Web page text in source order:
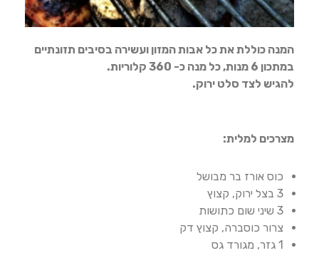
המנה כוללת את כל אבות המזון ועשירה בסיבים תזונתיים
במתכון 6 מנות, כל מנה כ- 360 קלוריות.
להגיש לצד סלט ירוק.
מצרכים למלית:
כוס אורז בר מבושל
3 בצל ירוק, קצוץ
3 שיני שום כתושות
צרור כוסברה, קצוץ דק
1 גזר, מגורד גס